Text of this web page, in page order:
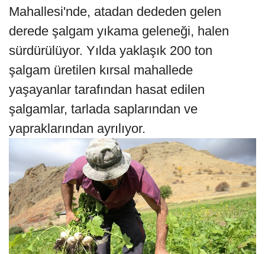
Mahallesi'nde, atadan dededen gelen
derede şalgam yıkama geleneği, halen
sürdürülüyor. Yılda yaklaşık 200 ton
şalgam üretilen kırsal mahallede
yaşayanlar tarafından hasat edilen
şalgamlar, tarlada saplarından ve
yapraklarından ayrılıyor.